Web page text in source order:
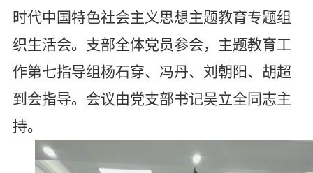
时代中国特色社会主义思想主题教育专题组
织生活会。支部全体党员参会，主题教育工
作第七指导组杨石穿、冯丹、刘朝阳、胡超
到会指导。会议由党支部书记吴立全同志主
持。